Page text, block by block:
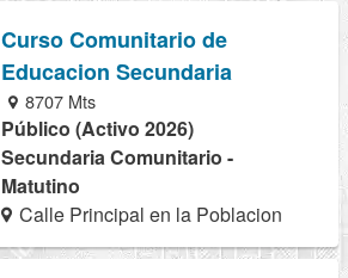
Curso Comunitario de
Educacion Secundaria
8707 Mts
Público (Activo 2026)
Secundaria Comunitario -
Matutino
Calle Principal en la Poblacion